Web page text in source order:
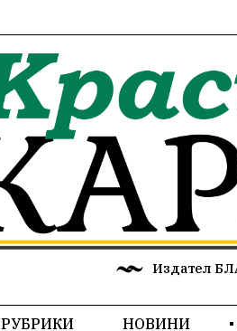
Издател
РУБРИКИ НОВИНИ